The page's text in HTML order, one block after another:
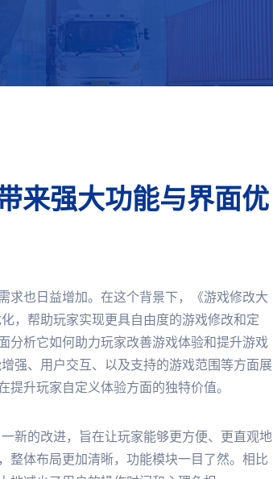
来强大功能与界面优
求也日益增加。在这个背景下，《游戏修改大
，帮助玩家实现更具自由度的游戏修改和定
分析它如何助力玩家改善游戏体验和提升游戏
强、用户交互、以及支持的游戏范围等方面展
升玩家自定义体验方面的独特价值。
新的改进，旨在让玩家能够更方便、更直观地
整体布局更加清晰，功能模块一目了然。相比